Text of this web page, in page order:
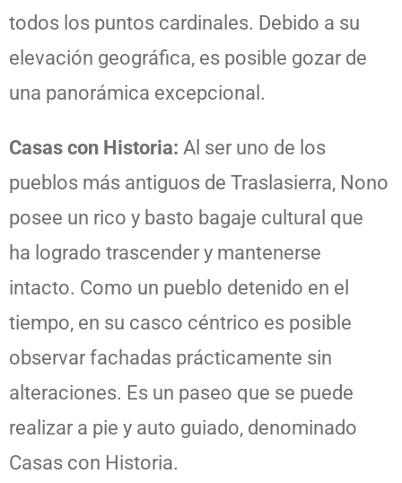
todos los puntos cardinales. Debido a su
elevación geográfica, es posible gozar de
una panorámica excepcional.
Casas con Historia: Al ser uno de los
pueblos más antiguos de Traslasierra, Nono
posee un rico y basto bagaje cultural que
ha logrado trascender y mantenerse
intacto. Como un pueblo detenido en el
tiempo, en su casco céntrico es posible
observar fachadas prácticamente sin
alteraciones. Es un paseo que se puede
realizar a pie y auto guiado, denominado
Casas con Historia.